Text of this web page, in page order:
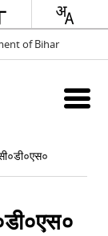
of Bihar